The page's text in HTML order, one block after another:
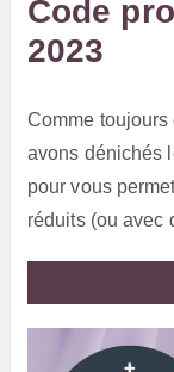
Code
2023
Comme
avons dénichés
pour vous
réduits (ou avec